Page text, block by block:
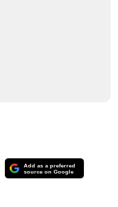
Add as a preferred
source on Google